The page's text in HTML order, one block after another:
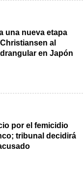
una nueva etapa
al
en Japón
por el femicidio
tribunal decidirá